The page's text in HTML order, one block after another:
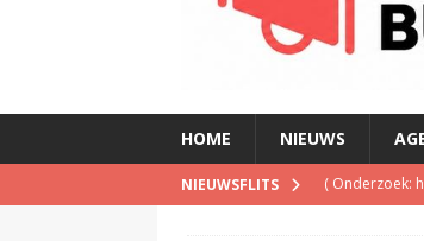
HOME NIEUWS
NIEUWSFLITS ( Onderzoek: